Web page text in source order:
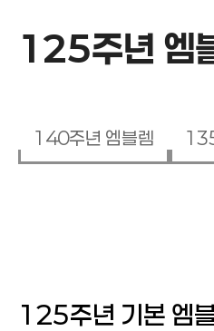
125주년 엠
140주년 엠블렘
125주년 기본 엠